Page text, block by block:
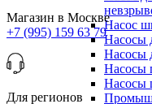
Магазин в Москве
+7 (995) 159 63 79
Для регионов
Насос
Насосы
Насосы
Насосы
Насосы